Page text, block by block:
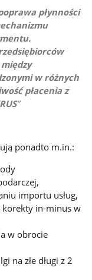
płynności
w różnych
płacenia z
ponadto m.in.:
importu usług,
in-minus w
w obrocie
na złe długi z 2